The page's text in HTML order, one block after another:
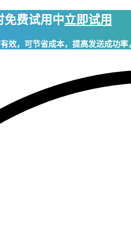
免费试用中立即试用
效，可节省成本，提高发送成功率